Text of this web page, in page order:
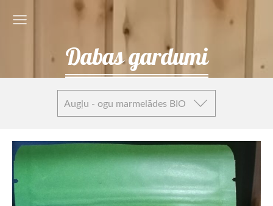
Dabas gardumi
Augļu - ogu marmelādes BIO